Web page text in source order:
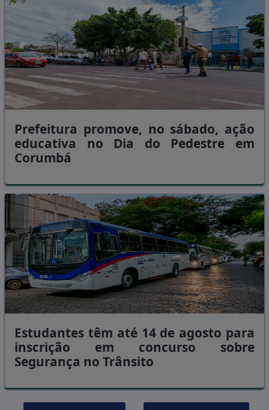
Prefeitura promove, no sábado, ação
educativa no Dia do Pedestre em
Corumbá
Estudantes têm até 14 de agosto para
inscrição em concurso sobre
Segurança no Trânsito